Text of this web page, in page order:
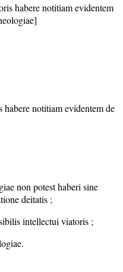
habere notitiam evidentem
notitiam evidentem de
non potest haberi sine
deitatis ;
intellectui viatoris ;